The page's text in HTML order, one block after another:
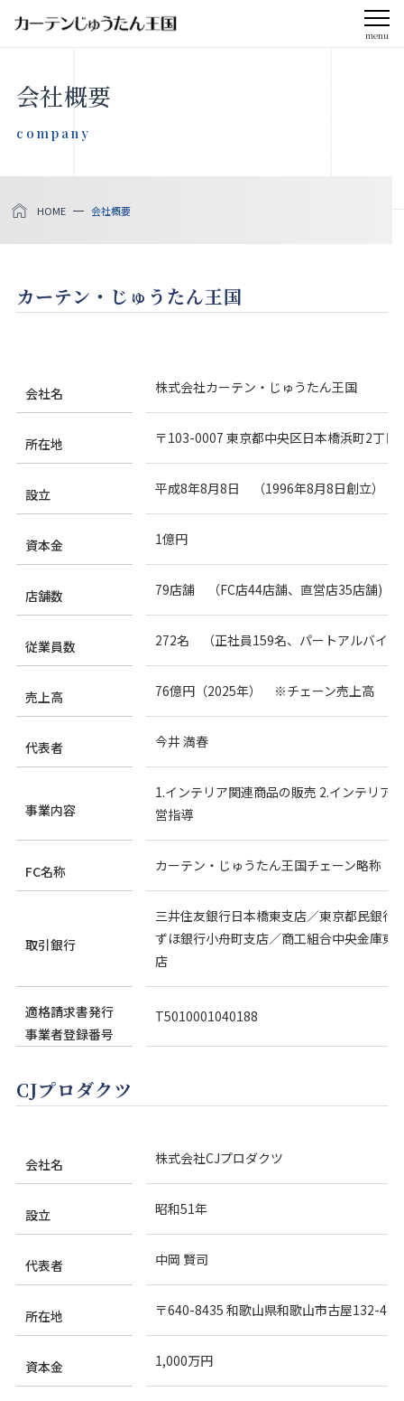
menu
お知らせ
お見積り来店予約はこちら
会社概要
company
HOME 会社概要
カーテン・じゅうたん王国
会社名 株式会社カーテン・じゅうたん王国
所在地 〒103-0007 東京都中央区日本橋浜町2丁目
設立 平成8年8月8日 （1996年8月8日創立）
資本金 1億円
店舗数 79店舗 （FC店44店舗、直営店35店舗)
従業員数 272名 （正社員159名、パートアルバイト
売上高 76億円（2025年） ※チェーン売上高
代表者 今井 満春
事業内容
1.インテリア関連商品の販売 2.インテリア
営指導
FC名称 カーテン・じゅうたん王国チェーン略称（
取引銀行
三井住友銀行日本橋東支店／東京都民銀行
ずほ銀行小舟町支店／商工組合中央金庫東
店
適格請求書発行
事業者登録番号
T5010001040188
CJプロダクツ
会社名 株式会社CJプロダクツ
設立 昭和51年
代表者 中岡 賢司
所在地 〒640-8435 和歌山県和歌山市古屋132-4
資本金 1,000万円